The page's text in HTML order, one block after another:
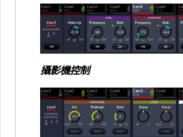
攝影機控制